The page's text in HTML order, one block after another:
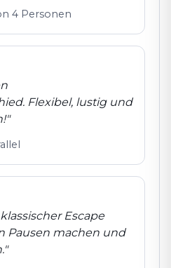
4 Personen
Flexibel, lustig und
"
Escape
Pausen machen und
"